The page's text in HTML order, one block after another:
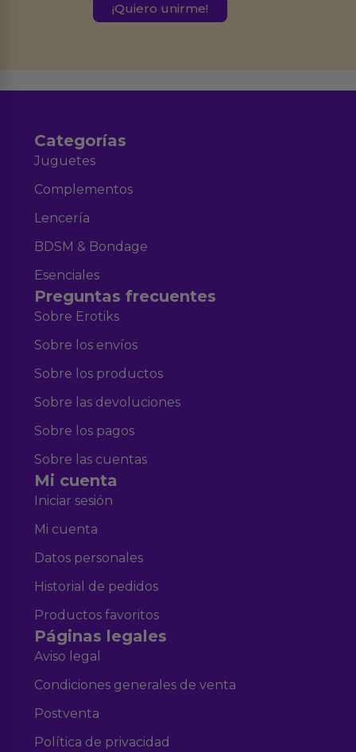
Destinatarios:Ferran Roig Muñoz. Podrás ejercer tus
Categorías
Juguetes
Complementos
Lencería
BDSM & Bondage
Esenciales
Preguntas frecuentes
Sobre Erotiks
Sobre los envíos
Sobre los productos
Sobre las devoluciones
Sobre los pagos
Sobre las cuentas
Mi cuenta
Iniciar sesión
Mi cuenta
Datos personales
Historial de pedidos
Productos favoritos
Páginas legales
Aviso legal
Condiciones generales de venta
Postventa
Política de privacidad